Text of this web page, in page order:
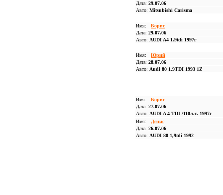
Дата: 29.07.06
Авто: Mitsubishi Carisma
Имя: Борис
Дата: 29.07.06
Авто: AUDI A4 1.9tdi 1997г
Имя: Юрий
Дата: 28.07.06
Авто: Audi 80 1.9TDI 1993 1Z
Имя: Борис
Дата: 27.07.06
Авто: AUDI A 4 TDI /110л.c. 1997г
Имя: Денис
Дата: 26.07.06
Авто: AUDI 80 1,9tdi 1992